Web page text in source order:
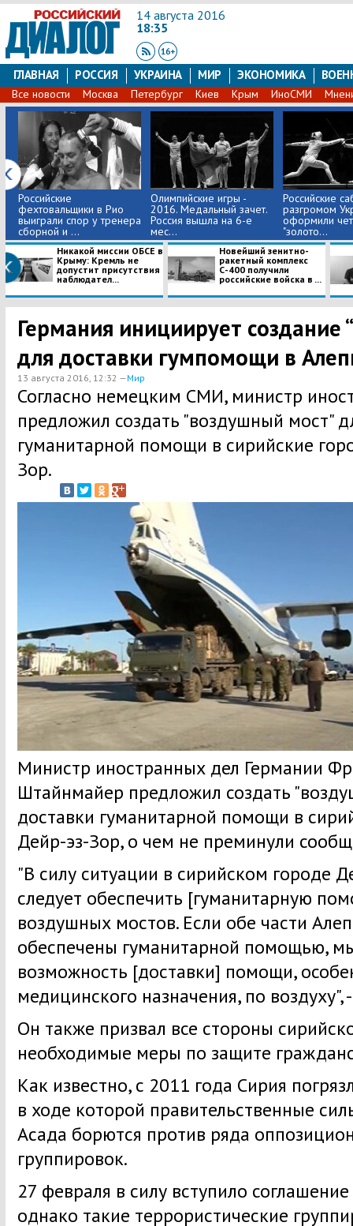
14 августа 2016
18:35
ГЛАВНАЯ РОССИЯ УКРАИНА МИР ЭКОНОМИКА
Все новости Москва Петербург Киев Крым ИноСМИ
Российские
фехтовальщики в Рио
выиграли спор у тренера
сборной и ...
Олимпийские игры -
2016. Медальный зачет.
Россия вышла на 6-е
мес...
Российские
разгромом
оформили
"золото...
Никакой миссии ОБСЕ в
Крыму: Кремль не
допустит присутствия
наблюдател...
Новейший зенитно-
ракетный комплекс
С-400 получили
российские войска в ...
Германия инициирует создание
для доставки гумпомощи в
13 августа 2016, 12:32 —Мир
Согласно немецким СМИ, министр
предложил создать "воздушный мост"
гуманитарной помощи в сирийские
Зор.
Министр иностранных дел Германии
Штайнмайер предложил создать
доставки гуманитарной помощи в
Дейр-эз-Зор, о чем не преминули
"В силу ситуации в сирийском городе
следует обеспечить [гуманитарную
воздушных мостов. Если обе части
обеспечены гуманитарной помощью,
возможность [доставки] помощи,
медицинского назначения, по
Он также призвал все стороны
необходимые меры по защите
Как известно, с 2011 года Сирия
в ходе которой правительственные
Асада борются против ряда
группировок.
27 февраля в силу вступило
однако такие террористические